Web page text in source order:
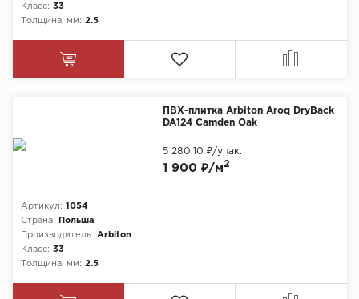
Класс: 33
Толщина, мм: 2.5
ПВХ-плитка Arbiton Aroq DryBack
DA124 Camden Oak
Артикул: 1054
Страна:
Польша
Производитель: Arbiton
Класс: 33
Толщина, мм: 2.5
1 900 ₽/м2
5 280.10 ₽/упак.